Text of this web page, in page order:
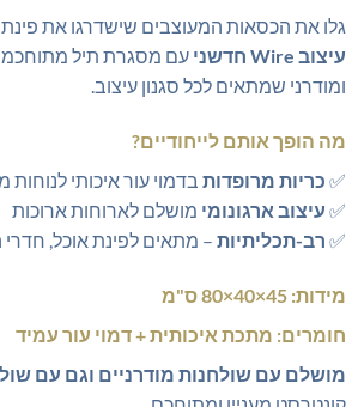
גלו את הכסאות המעוצבים שישדרגו את
עיצוב Wire חדשני
עם מסגרת תיל מתוחכמת
ומודרני שמתאים לכל סגנון עיצוב.
מה הופך אותם לייחודיים?
✅ כריות מרופדות בדמוי עור איכותי
✅ עיצוב ארגונומי מושלם לארוחות ארוכות
✅ רב-תכליתיות – מתאים לפינת אוכל,
מידות:
חומרים: מתכת איכותית + דמוי עור עמיד
מושלם עם שולחנות מודרניים וגם עם